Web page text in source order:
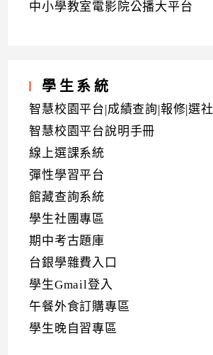
中小學教室電影院公播大平台
學生系統
智慧校園平台|成績查詢|報修|選社
智慧校園平台說明手冊
線上選課系統
彈性學習平台
館藏查詢系統
學生社團專區
期中考古題庫
台銀學雜費入口
學生Gmail登入
午餐外食訂購專區
學生晚自習專區